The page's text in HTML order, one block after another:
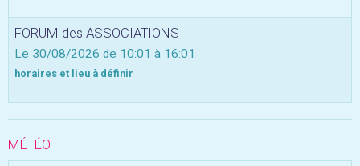
FORUM des ASSOCIATIONS
Le 30/08/2026 de 10:01 à 16:01
horaires et lieu à définir
MÉTÉO